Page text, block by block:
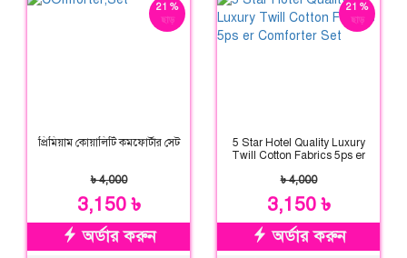
21 %
ছাড়
প্রিমিয়াম কোয়ালিটি কমফোর্টার সেট
৳ 4,000
3,150 ৳
অর্ডার করুন
21 %
ছাড়
5 Star Hotel Quality Luxury
Twill Cotton Fabrics 5ps er
৳ 4,000
3,150 ৳
অর্ডার করুন